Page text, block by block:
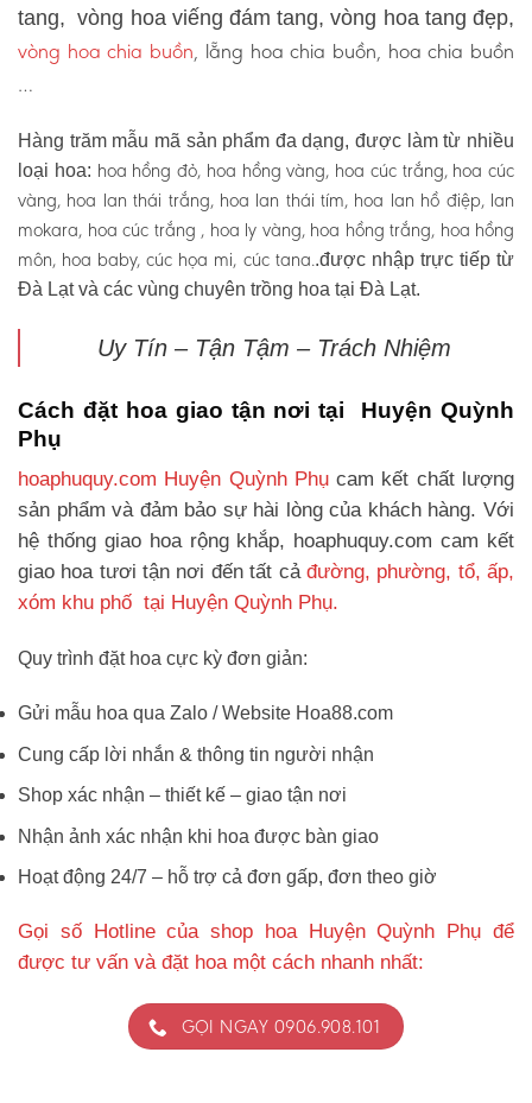
tang, vòng hoa viếng đám tang, vòng hoa tang đẹp,
vòng hoa chia buồn, lẵng hoa chia buồn, hoa chia buồn
…
Hàng trăm mẫu mã sản phẩm đa dạng, được làm từ nhiều
loại hoa: hoa hồng đỏ, hoa hồng vàng, hoa cúc trắng, hoa cúc
vàng, hoa lan thái trắng, hoa lan thái tím, hoa lan hồ điệp, lan
mokara, hoa cúc trắng , hoa ly vàng, hoa hồng trắng, hoa hồng
môn, hoa baby, cúc họa mi, cúc tana..được nhập trực tiếp từ
Đà Lạt và các vùng chuyên trồng hoa tại Đà Lạt.
Uy Tín – Tận Tậm – Trách Nhiệm
Cách đặt hoa giao tận nơi tại Huyện Quỳnh
Phụ
hoaphuquy.com Huyện Quỳnh Phụcam kết chất lượng
sản phẩm và đảm bảo sự hài lòng của khách hàng. Với
hệ thống giao hoa rộng khắp, hoaphuquy.com cam kết
giao hoa tươi tận nơi đến tất cả đường, phường, tổ, ấp,
xóm khu phố tại Huyện Quỳnh Phụ.
Quy trình đặt hoa cực kỳ đơn giản:
Gửi mẫu hoa qua Zalo / Website Hoa88.com
Cung cấp lời nhắn & thông tin người nhận
Shop xác nhận – thiết kế – giao tận nơi
Nhận ảnh xác nhận khi hoa được bàn giao
Hoạt động 24/7 – hỗ trợ cả đơn gấp, đơn theo giờ
Gọi số Hotline của shop hoa Huyện Quỳnh Phụ để
được tư vấn và đặt hoa một cách nhanh nhất:
GỌI NGAY 0906.908.101